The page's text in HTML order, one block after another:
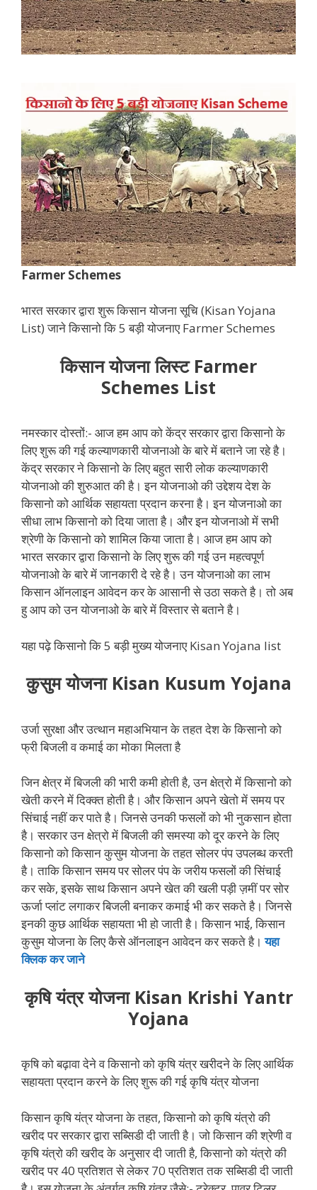
Farmer Schemes
भारत सरकार द्वारा शुरू किसान योजना सूचि (Kisan Yojana
List) जाने किसानो कि 5 बड़ी योजनाए Farmer Schemes
किसान योजना लिस्ट Farmer
Schemes List
नमस्कार दोस्तों:- आज हम आप को केंद्र सरकार द्वारा किसानो के
लिए शुरू की गई कल्याणकारी योजनाओ के बारे में बताने जा रहे है।
केंद्र सरकार ने किसानो के लिए बहुत सारी लोक कल्याणकारी
योजनाओ की शुरुआत की है। इन योजनाओ की उद्देशय देश के
किसानो को आर्थिक सहायता प्रदान करना है। इन योजनाओ का
सीधा लाभ किसानो को दिया जाता है। और इन योजनाओ में सभी
श्रेणी के किसानो को शामिल किया जाता है। आज हम आप को
भारत सरकार द्वारा किसानो के लिए शुरू की गई उन महत्वपूर्ण
योजनाओ के बारे में जानकारी दे रहे है। उन योजनाओ का लाभ
किसान ऑनलाइन आवेदन कर के आसानी से उठा सकते है। तो अब
हु आप को उन योजनाओ के बारे में विस्तार से बताने है।
यहा पढ़े किसानो कि 5 बड़ी मुख्य योजनाए Kisan Yojana list
कुसुम योजना Kisan Kusum Yojana
उर्जा सुरक्षा और उत्थान महाअभियान के तहत देश के किसानो को
फ्री बिजली व कमाई का मोका मिलता है
जिन क्षेत्र में बिजली की भारी कमी होती है, उन क्षेत्रो में किसानो को
खेती करने में दिक्क्त होती है। और किसान अपने खेतो में समय पर
सिंचाई नहीं कर पाते है। जिनसे उनकी फसलों को भी नुकसान होता
है। सरकार उन क्षेत्रो में बिजली की समस्या को दूर करने के लिए
किसानो को किसान कुसुम योजना के तहत सोलर पंप उपलब्ध करती
है। ताकि किसान समय पर सोलर पंप के जरीय फसलों की सिंचाई
कर सके, इसके साथ किसान अपने खेत की खली पड़ी ज़मीं पर सोर
ऊर्जा प्लांट लगाकर बिजली बनाकर कमाई भी कर सकते है। जिनसे
इनकी कुछ आर्थिक सहायता भी हो जाती है। किसान भाई, किसान
कुसुम योजना के लिए कैसे ऑनलाइन आवेदन कर सकते है।यहा
क्लिक कर जाने
कृषि यंत्र योजना Kisan Krishi Yantr
Yojana
कृषि को बढ़ावा देने व किसानो को कृषि यंत्र खरीदने के लिए आर्थिक
सहायता प्रदान करने के लिए शुरू की गई कृषि यंत्र योजना
किसान कृषि यंत्र योजना के तहत, किसानो को कृषि यंत्रो की
खरीद पर सरकार द्वारा सब्सिडी दी जाती है। जो किसान की श्रेणी व
कृषि यंत्रो की खरीद के अनुसार दी जाती है, किसानो को यंत्रो की
खरीद पर 40 प्रतिशत से लेकर 70 प्रतिशत तक सब्सिडी दी जाती